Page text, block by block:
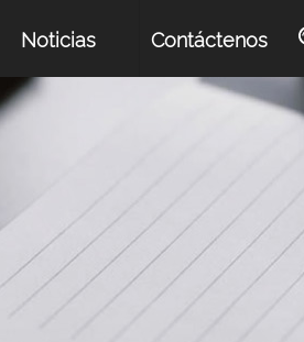
Noticias Contáctenos